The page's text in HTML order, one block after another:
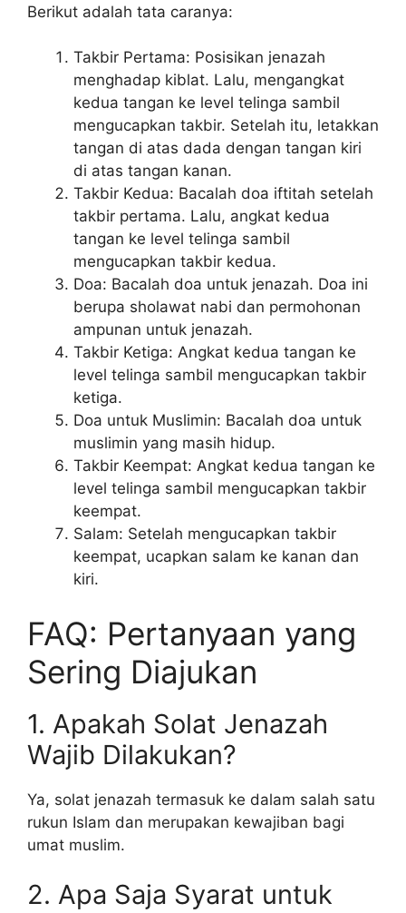
Berikut adalah tata caranya:
Takbir Pertama: Posisikan jenazah
menghadap kiblat. Lalu, mengangkat
kedua tangan ke level telinga sambil
mengucapkan takbir. Setelah itu, letakkan
tangan di atas dada dengan tangan kiri
di atas tangan kanan.
Takbir Kedua: Bacalah doa iftitah setelah
takbir pertama. Lalu, angkat kedua
tangan ke level telinga sambil
mengucapkan takbir kedua.
Doa: Bacalah doa untuk jenazah. Doa ini
berupa sholawat nabi dan permohonan
ampunan untuk jenazah.
Takbir Ketiga: Angkat kedua tangan ke
level telinga sambil mengucapkan takbir
ketiga.
Doa untuk Muslimin: Bacalah doa untuk
muslimin yang masih hidup.
Takbir Keempat: Angkat kedua tangan ke
level telinga sambil mengucapkan takbir
keempat.
Salam: Setelah mengucapkan takbir
keempat, ucapkan salam ke kanan dan
kiri.
FAQ: Pertanyaan yang
Sering Diajukan
1. Apakah Solat Jenazah
Wajib Dilakukan?
Ya, solat jenazah termasuk ke dalam salah satu
rukun Islam dan merupakan kewajiban bagi
umat muslim.
2. Apa Saja Syarat untuk